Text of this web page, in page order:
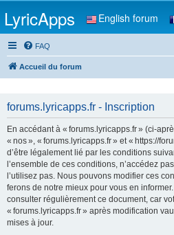
LyricApps English forum
FAQ
Accueil du forum
forums.lyricapps.fr - Inscription
En accédant à « forums.lyricapps.fr » (ci-
« nos », « forums.lyricapps.fr » et « https://
d’être légalement lié par les conditions
l’ensemble de ces conditions, n’accédez
l’utilisez pas. Nous pouvons modifier ces
ferons de notre mieux pour vous en
consulter régulièrement ce document, car
« forums.lyricapps.fr » après modification
mises à jour.